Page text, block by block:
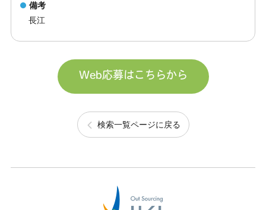
備考
長江
Web応募はこちらから
検索一覧ページに戻る